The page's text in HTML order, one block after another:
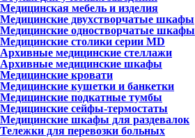
Медицинская мебель и изделия
Медицинские двухстворчатые шкафы
Медицинские одностворчатые шкафы
Медицинские столики серии MD
Архивные медицинские стеллажи
Архивные медицинские шкафы
Медицинские кровати
Медицинские кушетки и банкетки
Медицинские подкатные тумбы
Медицинские сейфы-термостаты
Медицинские шкафы для раздевалок
Тележки для перевозки больных